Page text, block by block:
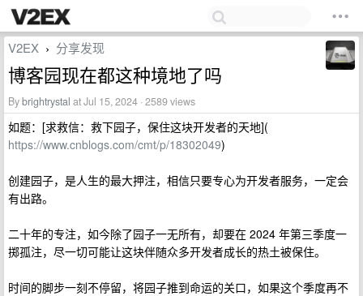
V2EX › 分享发现
博客园现在都这种境地了吗
Bybrightrystal at Jul 15, 2024 · 2589 views
如题：[求救信：救下园子，保住这块开发者的天地](
https://www.cnblogs.com/cmt/p/18302049)
创建园子，是人生的最大押注，相信只要专心为开发者服务，一定会
有出路。
二十年的专注，如今除了园子一无所有，却要在 2024 年第三季度一
掷孤注，尽一切可能让这块伴随众多开发者成长的热土被保住。
时间的脚步一刻不停留，将园子推到命运的关口，如果这个季度再不